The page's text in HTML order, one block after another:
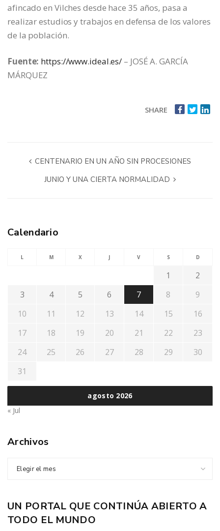
afincado en Vilches desde hace 35 años, pasa a
realizar estudios y trabajos en defensa de los valores
de la población.
Fuente: https://www.ideal.es/ – JOSÉ A. GARCÍA
MÁRQUEZ
SHARE
CENTENARIO EN UN AÑO SIN PROCESIONES
JUNIO Y UNA CIERTA NORMALIDAD
Calendario
agosto 2026
L M X J V S D
1
2
3
4 5 6 7 8
9
10
11 12 13 14 15
16
17
18 19 20 21 22
23
24
25 26 27 28 29
30
31
« Jul
Archivos
Elegir el mes
UN PORTAL QUE CONTINÚA ABIERTO A
TODO EL MUNDO